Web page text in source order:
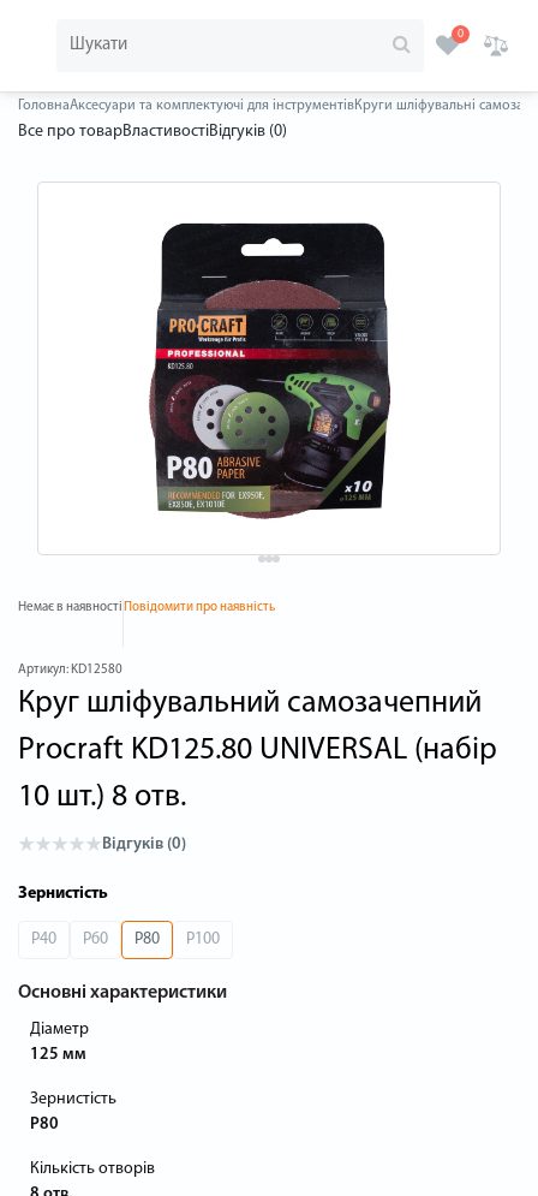
0
ГоловнаАксесуари та комплектуючі для інструментівКруги шліфувальні
Все про товарВластивостіВідгуків (0)
Немає в наявності Повідомити про наявність
Артикул: KD12580
Круг шліфувальний самозачепний
Procraft KD125.80 UNIVERSAL (набір
10 шт.) 8 отв.
Відгуків (0)
Зернистість
P40 P60 P80 P100
Основні характеристики
Діаметр
125 мм
Зернистість
P80
Кількість отворів